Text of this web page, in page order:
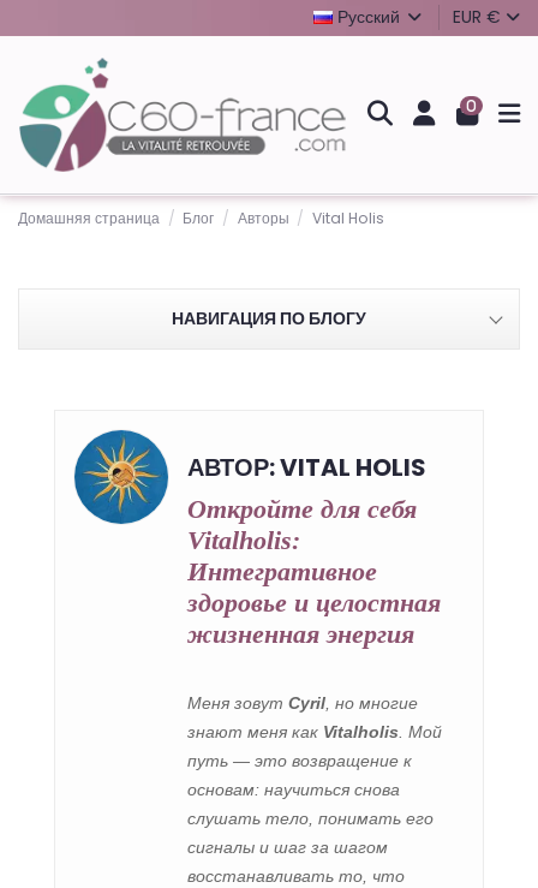
Русский EUR €
0
Домашняя страница Блог Авторы Vital Holis
НАВИГАЦИЯ ПО БЛОГУ
АВТОР: VITAL HOLIS
Откройте для себя
Vitalholis:
Интегративное
здоровье и целостная
жизненная энергия
Меня зовут Cyril, но многие
знают меня как Vitalholis. Мой
путь — это возвращение к
основам: научиться снова
слушать тело, понимать его
сигналы и шаг за шагом
восстанавливать то, что